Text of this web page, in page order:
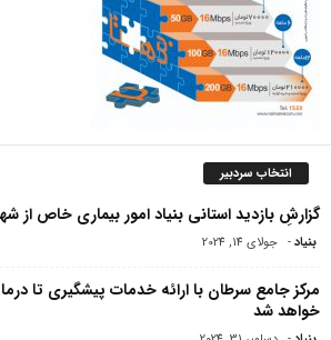
انتخاب سردبیر
گزارشِ بازدید استانی بنیاد امور بیماری خاص از
بنیاد- جولای 14, 2024
مرکز جامع سرطان با ارائه خدمات پیشگیری تا
خواهد شد